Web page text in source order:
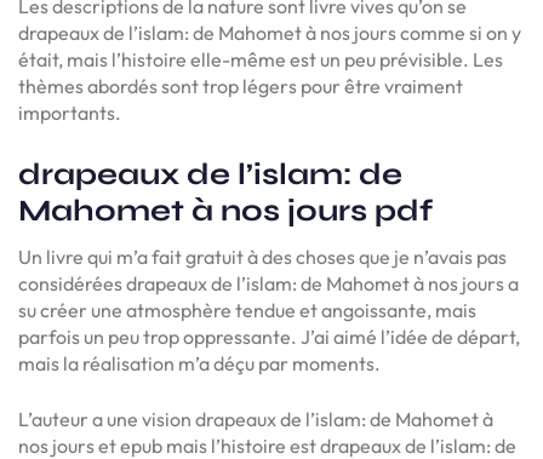
Les descriptions de la nature sont livre vives qu’on se
drapeaux de l’islam: de Mahomet à nos jours comme si on y
était, mais l’histoire elle-même est un peu prévisible. Les
thèmes abordés sont trop légers pour être vraiment
importants.
drapeaux de l’islam: de
Mahomet à nos jours pdf
Un livre qui m’a fait gratuit à des choses que je n’avais pas
considérées drapeaux de l’islam: de Mahomet à nos jours a
su créer une atmosphère tendue et angoissante, mais
parfois un peu trop oppressante. J’ai aimé l’idée de départ,
mais la réalisation m’a déçu par moments.
L’auteur a une vision drapeaux de l’islam: de Mahomet à
nos jours et epub mais l’histoire est drapeaux de l’islam: de